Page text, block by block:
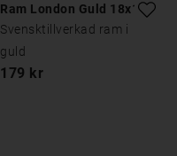
Ram London Guld 18x18
Svensktillverkad ram i
guld
179 kr